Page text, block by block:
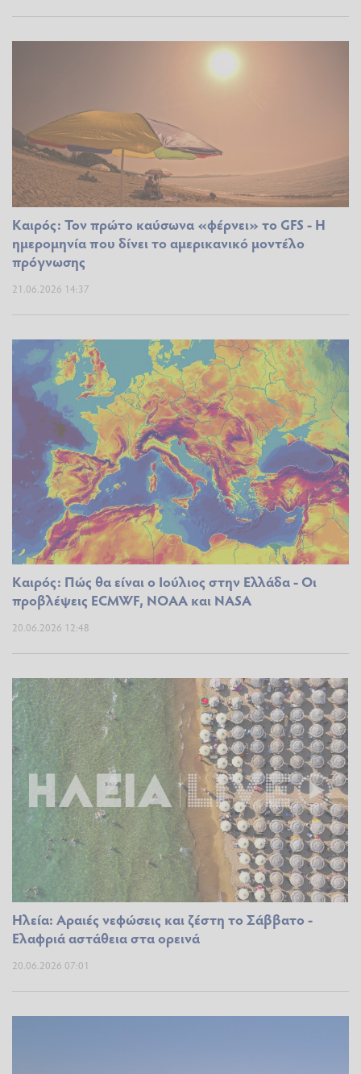
Καιρός: Τον πρώτο καύσωνα «φέρνει» το GFS - Η
ημερομηνία που δίνει το αμερικανικό μοντέλο
πρόγνωσης
21.06.2026 14:37
Καιρός: Πώς θα είναι ο Ιούλιος στην Ελλάδα - Οι
προβλέψεις ECMWF, NOAA και NASA
20.06.2026 12:48
Ηλεία: Αραιές νεφώσεις και ζέστη το Σάββατο -
Ελαφριά αστάθεια στα ορεινά
20.06.2026 07:01